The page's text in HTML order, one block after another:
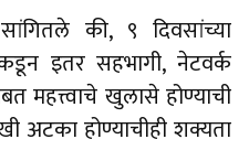
की, ९ दिवसांच्या
इतर सहभागी, नेटवर्क
महत्त्वाचे खुलासे होण्याची
होण्याचीही शक्यता